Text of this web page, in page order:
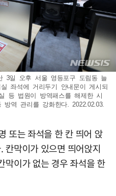
3일 오후 서울 영등포구 도림동 늘
좌석에 거리두기 안내문이 게시되
등 법원이 방역패스를 해제한 시
역 관리를 강화한다. 2022.02.03.
또는 좌석을 한 칸 띄어 앉
칸막이가 있으면 띄어앉지
막이가 없는 경우 좌석을 한